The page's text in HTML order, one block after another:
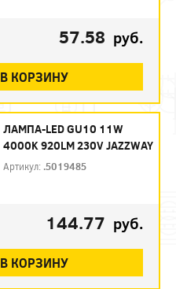
57.58 руб.
В КОРЗИНУ
ЛАМПА-LED GU10 11W
4000K 920LM 230V JAZZWAY
Артикул: .5019485
144.77 руб.
В КОРЗИНУ